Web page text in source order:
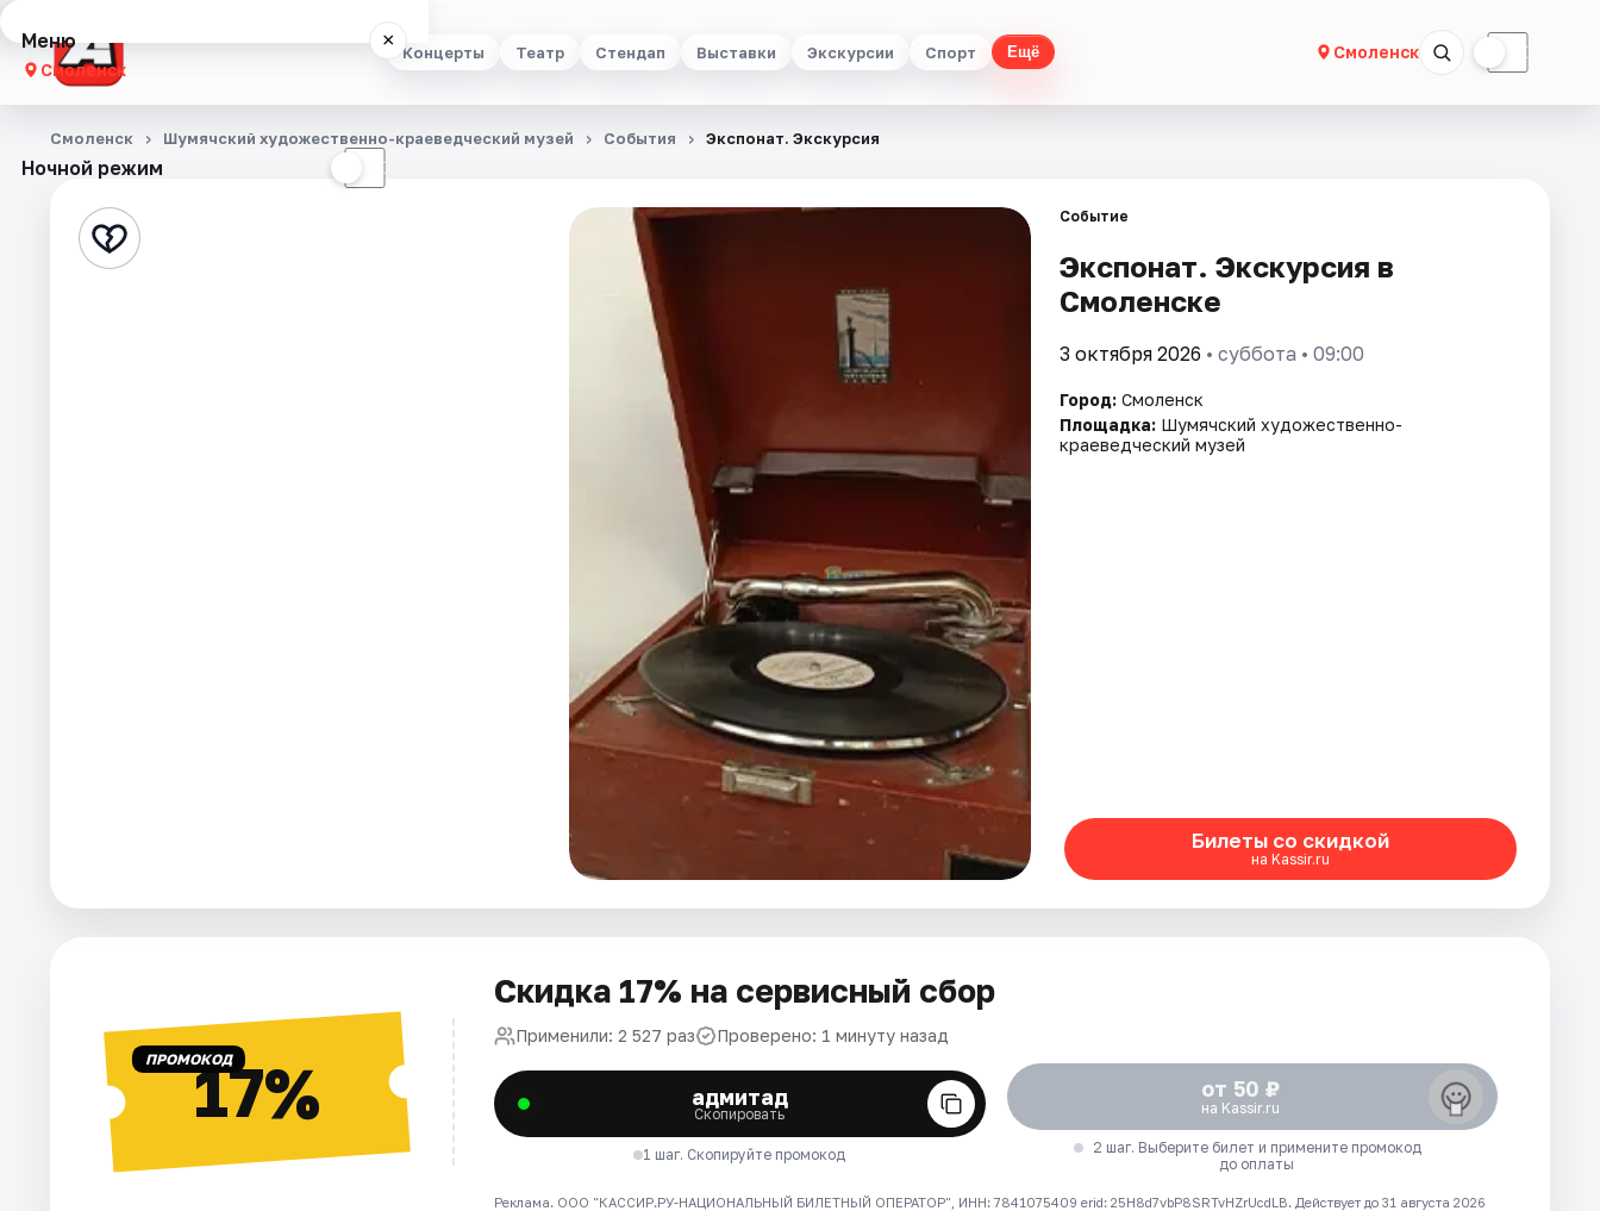
Концерты Театр Стендап Выставки Экскурсии Спорт Ещё Смоленск ☾
Меню ×
Смоленск
Концерты
Стендап
Ночной режим ☾
Смоленск Шумячский художественно-краеведческий музей События Экспонат. Экскурсия
Событие
Экспонат. Экскурсия в
Смоленске
3 октября 2026 • суббота • 09:00
Город: Смоленск
Площадка: Шумячский художественно-
краеведческий музей
Билеты со скидкой
на Kassir.ru
ПРОМОКОД17%
Скидка 17% на сервисный сбор
Применили: 2 527 раз Проверено: 1 минуту назад
адмитад
Скопировать
1 шаг. Скопируйте промокод
от 50 ₽
на Kassir.ru
2 шаг. Выберите билет и примените промокод
до оплаты
Реклама. ООО "КАССИР.РУ-НАЦИОНАЛЬНЫЙ БИЛЕТНЫЙ ОПЕРАТОР", ИНН: 7841075409 erid: 25H8d7vbP8SRTvHZrUcdLB. Действует до 31 августа 2026